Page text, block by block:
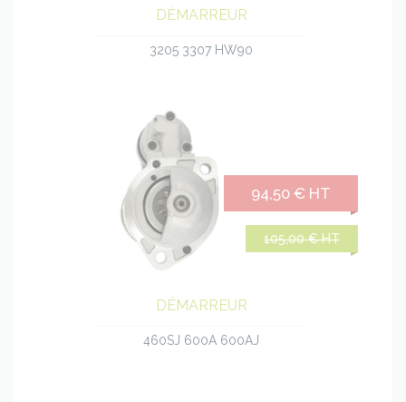
DÉMARREUR
3205 3307 HW90
105,00 € HT
94,50 € HT
DÉMARREUR
460SJ 600A 600AJ